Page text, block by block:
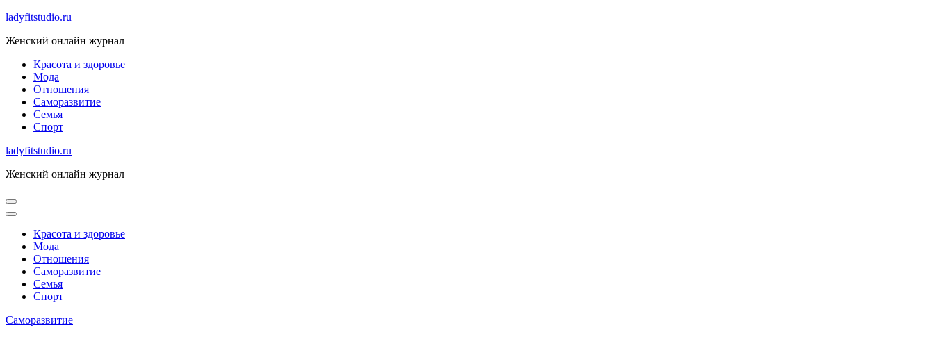
Skip
content
ladyfitstudio.ru
Женский онлайн журнал
Красота и здоровье
Мода
Отношения
Саморазвитие
Семья
Спорт
ladyfitstudio.ru
Женский онлайн журнал
Красота и здоровье
Мода
Отношения
Саморазвитие
Семья
Спорт
Саморазвитие